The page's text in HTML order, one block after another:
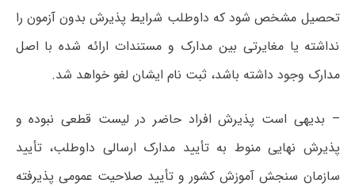
تحصیل مشخص شود که داوطلب شرایط پذیرش بدون آزمون را
نداشته یا مغایرتی بین مدارک و مستندات ارائه شده با اصل
مدارک وجود داشته باشد، ثبت نام ایشان لغو خواهد شد.
– بدیهی است پذیرش افراد حاضر در لیست قطعی نبوده و
پذیرش نهایی منوط به تأیید مدارک ارسالی داوطلب، تأیید
سازمان سنجش آموزش کشور و تأیید صلاحیت عمومی پذیرفته